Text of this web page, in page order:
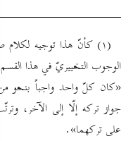
(۱) كأنّ هذا توجيه
الوجوب التخييريّ في هذا
«كان كلّ واحد واجباً بنحو
جواز تركه إلّا إلى الآخر،
على تركهما».